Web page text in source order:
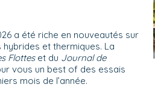
a été riche en nouveautés sur
et thermiques. La
Flotteset du Journal de
vous un best of des essais
mois de l’année.